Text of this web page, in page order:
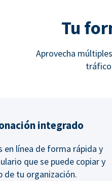
Tu
Aprovecha
integrado
en línea de forma rápida y
que se puede copiar y
de tu organización.